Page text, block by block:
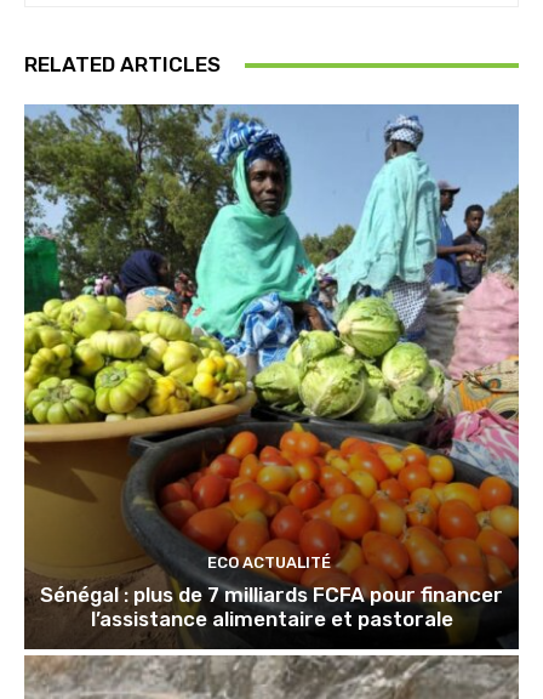
RELATED ARTICLES
ECO ACTUALITÉ
Sénégal : plus de 7 milliards FCFA pour financer
l’assistance alimentaire et pastorale